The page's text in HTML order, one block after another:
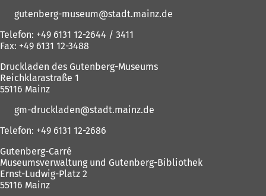
gutenberg-museum
stadt.mainz de
Telefon: +49 6131 12-2644 / 3411
Fax: +49 6131 12-3488
Druckladen des Gutenberg-Museums
Reichklarastraße 1
55116 Mainz
gm-druckladen
stadt.mainz de
Telefon: +49 6131 12-2686
Gutenberg-Carré
Museumsverwaltung und Gutenberg-Bibliothek
Ernst-Ludwig-Platz 2
55116 Mainz